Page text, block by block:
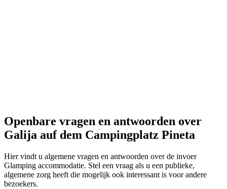
Openbare vragen en antwoorden over
Galija auf dem Campingplatz Pineta
Hier vindt u algemene vragen en antwoorden over de invoer
Glamping accommodatie. Stel een vraag als u een publieke,
algemene zorg heeft die mogelijk ook interessant is voor andere
bezoekers.